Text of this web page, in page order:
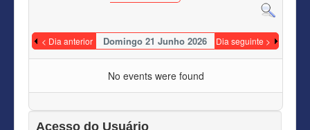
< Dia anterior Domingo 21 Junho 2026 Dia seguinte >
No events were found
Acesso do Usuário